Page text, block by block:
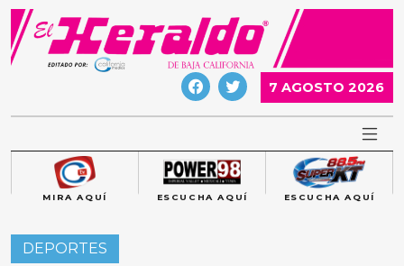
Skip
content
7 AGOSTO 2026
MIRA AQUÍ ESCUCHA AQUÍ ESCUCHA AQUÍ
DEPORTES